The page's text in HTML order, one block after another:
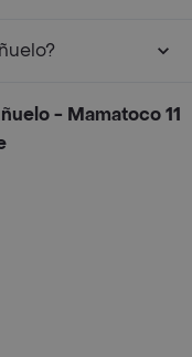
- Mamatoco 11